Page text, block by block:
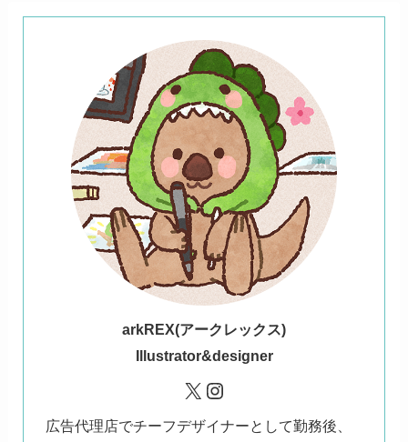
arkREX(アークレックス)
Illustrator&designer
X Instagram
広告代理店でチーフデザイナーとして勤務後、